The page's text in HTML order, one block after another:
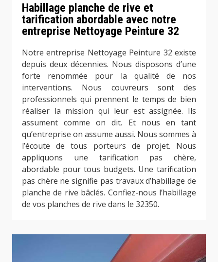
Habillage planche de rive et
tarification abordable avec notre
entreprise Nettoyage Peinture 32
Notre entreprise Nettoyage Peinture 32 existe
depuis deux décennies. Nous disposons d’une
forte renommée pour la qualité de nos
interventions. Nous couvreurs sont des
professionnels qui prennent le temps de bien
réaliser la mission qui leur est assignée. Ils
assument comme on dit. Et nous en tant
qu’entreprise on assume aussi. Nous sommes à
l’écoute de tous porteurs de projet. Nous
appliquons une tarification pas chère,
abordable pour tous budgets. Une tarification
pas chère ne signifie pas travaux d’habillage de
planche de rive bâclés. Confiez-nous l’habillage
de vos planches de rive dans le 32350.